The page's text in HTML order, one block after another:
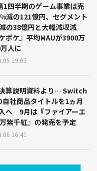
1四半期のゲーム事業は売
減の121億円、セグメント
の38億円と大幅減収減
ポケ』平均MAUが3900万
人に
19:03
算説明資料より… Switch
自社商品タイトルを1ヵ月
へ 9月は『ファイアーエ
紫千紅』の発売を予定
16:41